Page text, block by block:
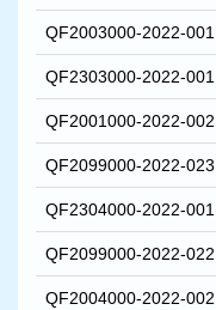
QF2003000-2022-001
QF2303000-2022-001
QF2001000-2022-002
QF2099000-2022-023
QF2304000-2022-001
QF2099000-2022-022
QF2004000-2022-002